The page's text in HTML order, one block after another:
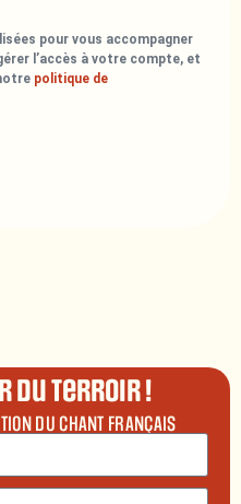
pour vous accompagner
l’accès à votre compte, et
politique de
du terroir !
DU CHANT FRANÇAIS